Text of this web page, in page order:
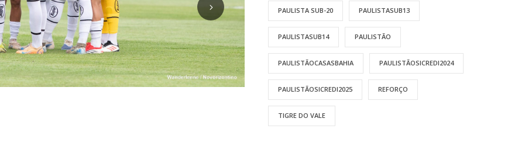
PAULISTA SUB-20 PAULISTASUB13
PAULISTASUB14 PAULISTÃO
PAULISTÃOCASASBAHIA PAULISTÃOSICREDI2024
PAULISTÃOSICREDI2025 REFORÇO
TIGRE DO VALE